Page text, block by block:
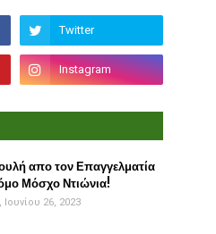
απο τον Επαγγελματία
Μόσχο Ντιώνια!
26, 2023